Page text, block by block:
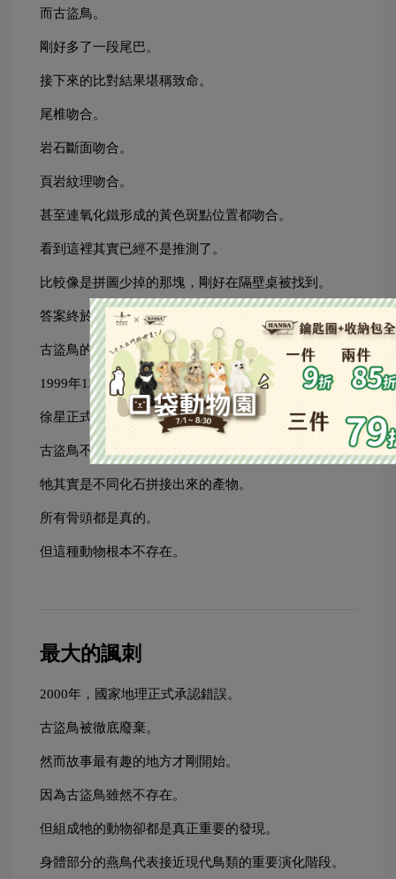
而古盜鳥。
剛好多了一段尾巴。
接下來的比對結果堪稱致命。
尾椎吻合。
岩石斷面吻合。
頁岩紋理吻合。
甚至連氧化鐵形成的黃色斑點位置都吻合。
看到這裡其實已經不是推測了。
比較像是拼圖少掉的那塊，剛好在隔壁桌被找到。
答案終於揭曉。
古盜鳥的尾巴正是從另一件小盜龍標本拆下來的。
1999年12月20日。
徐星正式通知研究團隊：
古盜鳥不是一個真正的物種。
牠其實是不同化石拼接出來的產物。
所有骨頭都是真的。
但這種動物根本不存在。
最大的諷刺
2000年，國家地理正式承認錯誤。
古盜鳥被徹底廢棄。
然而故事最有趣的地方才剛開始。
因為古盜鳥雖然不存在。
但組成牠的動物卻都是真正重要的發現。
身體部分的燕鳥代表接近現代鳥類的重要演化階段。